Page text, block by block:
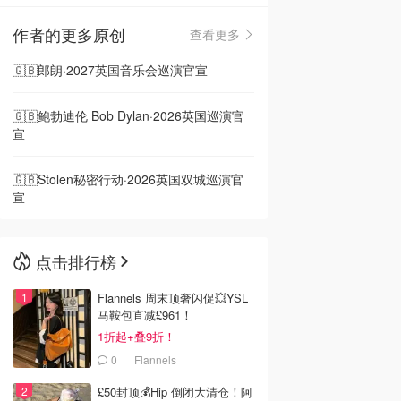
🇳🇿新西兰
作者的更多原创
查看更多
🇬🇧郎朗·2027英国音乐会巡演官宣
🇬🇧鲍勃迪伦 Bob Dylan·2026英国巡演官
宣
🇬🇧Stolen秘密行动·2026英国双城巡演官
宣
点击排行榜
Flannels 周末顶奢闪促💥YSL
马鞍包直减£961！
1折起+叠9折！
0 Flannels
£50封顶💰Hip 倒闭大清仓！阿